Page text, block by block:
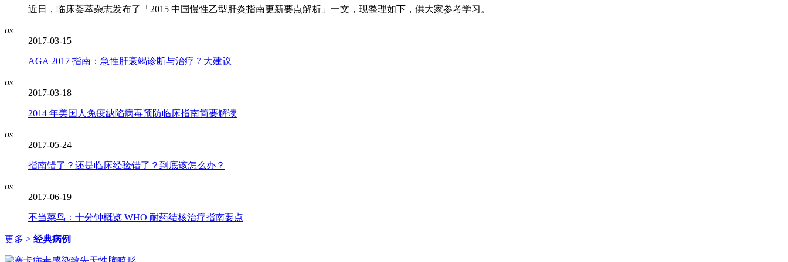
近日，临床荟萃杂志发布了「2015 中国慢性乙型肝炎指南更新要点解析」一文，现整理如下，供大家参考学习。
os
2017-03-15
AGA 2017 指南：急性肝衰竭诊断与治疗 7 大建议
os
2017-03-18
2014 年美国人免疫缺陷病毒预防临床指南简要解读
os
2017-05-24
指南错了？还是临床经验错了？到底该怎么办？
os
2017-06-19
不当菜鸟：十分钟概览 WHO 耐药结核治疗指南要点
更多 > 经典病例